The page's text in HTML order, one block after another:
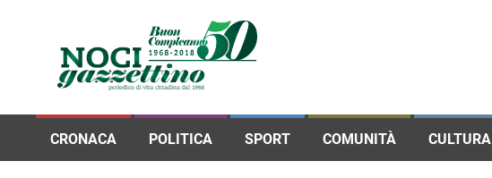
CRONACA POLITICA SPORT COMUNITÀ CULTURA